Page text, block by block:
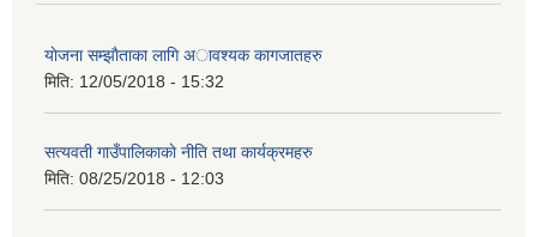
याेजना सम्झाैताका लागि अावश्यक कागजातहरु
मिति: 12/05/2018 - 15:32
सत्यवती गाउँपालिकाकाे नीति तथा कार्यक्रमहरु
मिति: 08/25/2018 - 12:03